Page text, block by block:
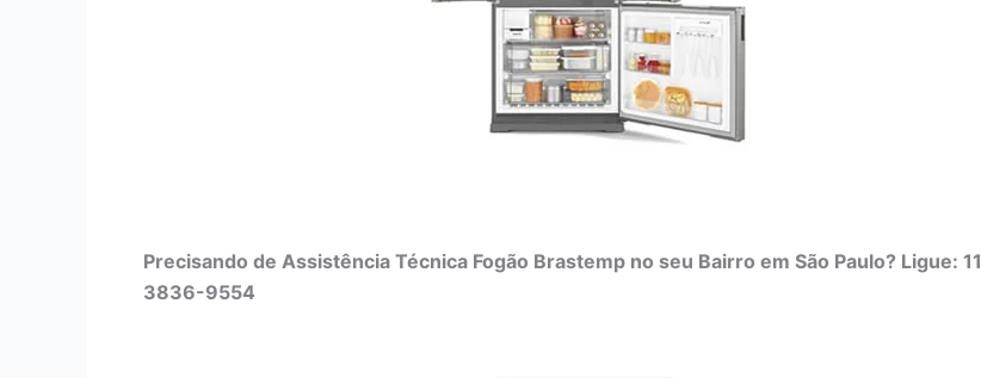
Precisando de Assistência Técnica Fogão Brastemp no seu Bairro em São Paulo? Ligue: 11
3836-9554